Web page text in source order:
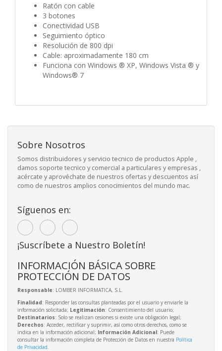
Ratón con cable
3 botones
Conectividad USB
Seguimiento óptico
Resolución de 800 dpi
Cable: aproximadamente 180 cm
Funciona con Windows ® XP, Windows Vista ® y
Windows® 7
Sobre Nosotros
Somos distribuidores y servicio tecnico de productos Apple ,
damos soporte tecnico y comercial a particulares y empresas ,
acércate y aprovéchate de nuestros ofertas y descuentos así
como de nuestros amplios conocimientos del mundo mac.
Síguenos en:
¡Suscríbete a Nuestro Boletín!
INFORMACIÓN BÁSICA SOBRE
PROTECCIÓN DE DATOS
Responsable: LOMBER INFORMATICA, S.L.
Finalidad: Responder las consultas planteadas por el usuario y enviarle la
información solicitada; Legitimación: Consentimiento del usuario;
Destinatarios: Solo se realizan cesiones si existe una obligación legal;
Derechos: Acceder, rectificar y suprimir, así como otros derechos, como se
indica en la información adicional; Información Adicional: Puede
consultar la información completa de Protección de Datos en nuestra Política
de Privacidad